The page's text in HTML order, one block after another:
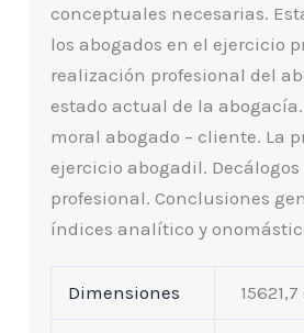
conceptuales necesarias.
los abogados en el ejercicio
realización profesional del
estado actual de la
moral abogado – cliente. La
ejercicio abogadil.
profesional. Conclusiones
índices analítico y
Dimensiones